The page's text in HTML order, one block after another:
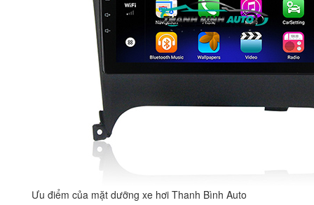
Ưu điểm của mặt dưỡng xe hơi Thanh Bình Auto